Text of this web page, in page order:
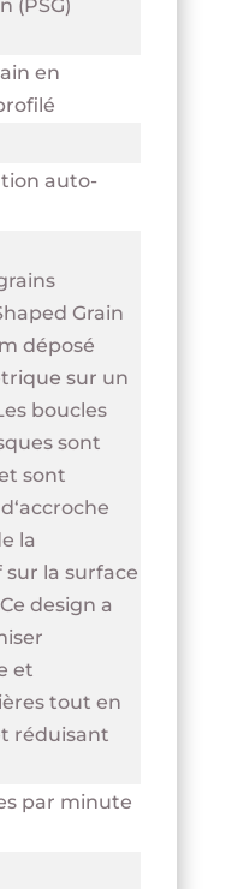
(PSG)
en
auto-
Grain
déposé
sur un
boucles
sont
sont
la
sur la surface
design a
et
tout en
réduisant
par minute